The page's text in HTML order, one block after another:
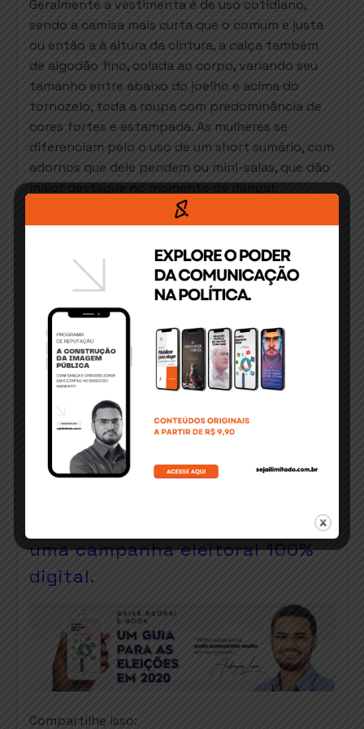
Geralmente a vestimenta é de uso cotidiano,
sendo a camisa mais curta que o comum e justa
ou então a à altura da cintura, a calça também
de algodão fino, colada ao corpo, variando seu
tamanho entre abaixo do joelho e acima do
tornozelo, toda a roupa com predominância de
cores fortes e estampada. As mulheres se
diferenciam pelo o uso de um short sumário, com
adornos que dele pendem ou mini-saias, que dão
maior destaque no momento de dançar.
Caracterizada pela sua
passos altamente incríveis. Existem atualmente
um número incontável de passos ou evoluções
com suas respectivas variantes. Os passos
básicos elementares podem ser considerados os
seguintes: dobradiça, tesoura, locomotiva,
ferrolho, parafuso, pontilhado, ponta de pé e
calcanhar, saci-pererê, abanando, caindo-nas-
molas e pernada, este último claramente
identificável na capoeira.
penocarnaval
e-book focado nos desafios de
uma campanha eleitoral 100%
digital.
Compartilhe isso: